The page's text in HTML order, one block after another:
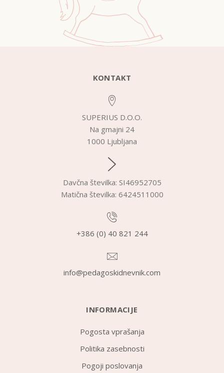
KONTAKT
SUPERIUS D.O.O.
Na gmajni 24
1000 Ljubljana
Davčna številka: SI46952705
Matična številka: 6424511000
+386 (0) 40 821 244
info@pedagoskidnevnik.com
INFORMACIJE
Pogosta vprašanja
Politika zasebnosti
Pogoji poslovanja